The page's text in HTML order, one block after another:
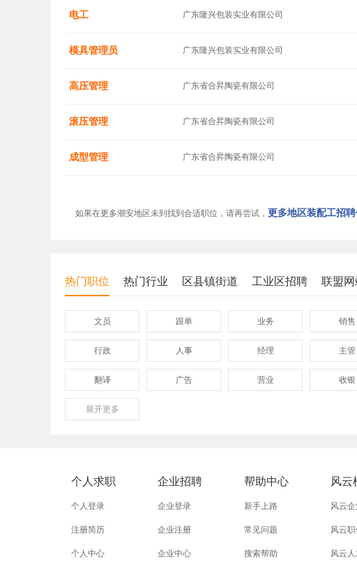
电工 广东隆兴包装实业有限公司
模具管理员 广东隆兴包装实业有限公司
高压管理 广东省合昇陶瓷有限公司
滚压管理 广东省合昇陶瓷有限公司
成型管理 广东省合昇陶瓷有限公司
如果在更多潮安地区未到找到合适职位，请再尝试， 更多地区装配工招
热门职位 热门行业 区县镇街道 工业区招聘 联盟网
文员 跟单 业务 销售
行政 人事 经理 主管
翻译 广告 营业 收银
保险
促销员 导购员 操作工 晒版
熨烫工 裁剪工 锣工 装修
展开更多
个人求职
个人登录
注册简历
个人中心
企业招聘
企业登录
企业注册
企业中心
帮助中心
新手上路
常见问题
搜索帮助
风云
风云企
风云职
风云